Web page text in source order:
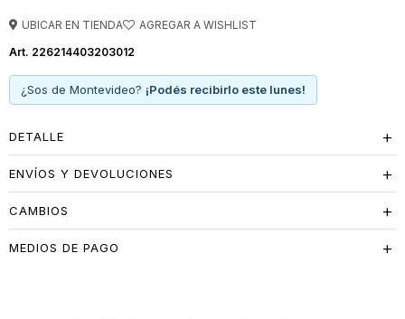
para sumar a looks de oficina o estilismos más urbanos, fácil de
UBICAR EN TIENDA
226214403203012
¿Sos de Montevideo? ¡Podés recibirlo este lunes!
DETALLE
ENVÍOS Y DEVOLUCIONES
CAMBIOS
MEDIOS DE PAGO